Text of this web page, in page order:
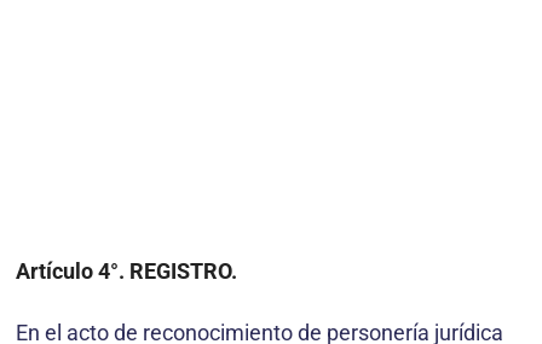
Artículo 4°. REGISTRO.
En el acto de reconocimiento de personería jurídica